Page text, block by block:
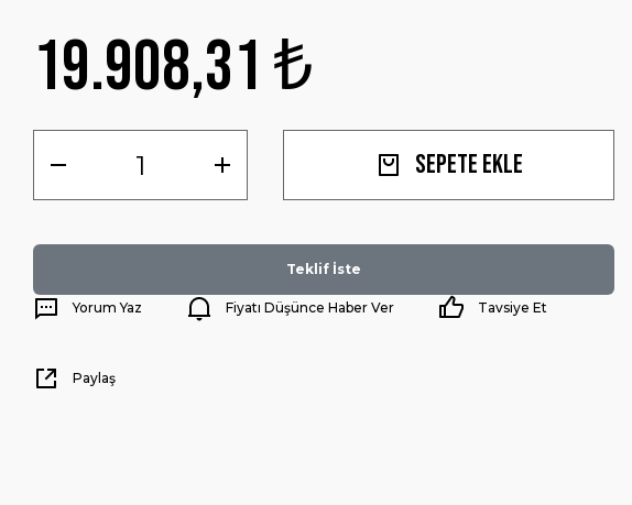
19.908,31 ₺
Sepete Ekle
Teklif İste
Yorum Yaz Fiyatı Düşünce Haber Ver Tavsiye Et
Paylaş